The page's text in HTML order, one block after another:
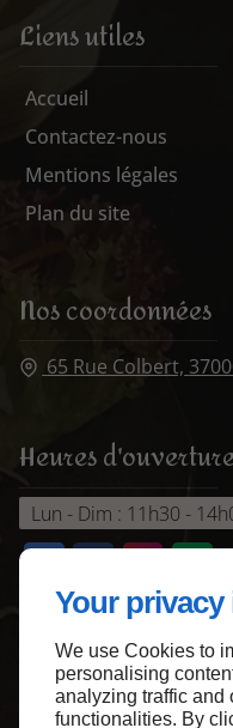
Your
We use Cookies to
personalising
analyzing traffic and
functionalities. By
Liens utiles
Accueil
Contactez-nous
Mentions légales
Plan du site
Nos coordonnées
65 Rue Colbert,
Heures
Lun - Dim : 11h30 -